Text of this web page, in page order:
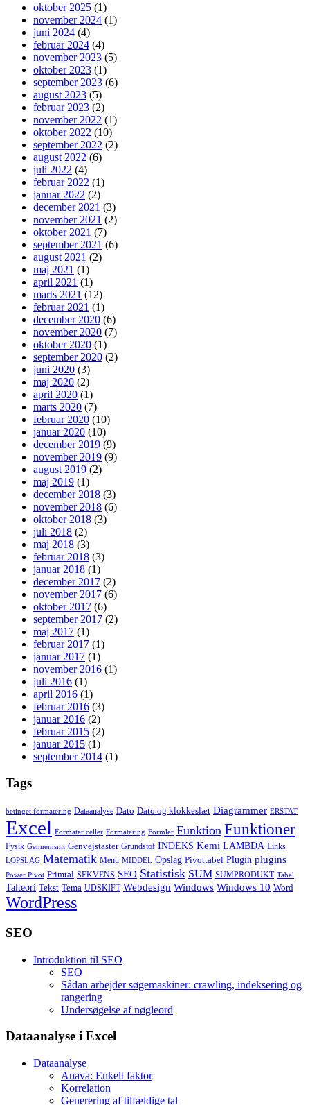
oktober 2025 (1)
november 2024 (1)
juni 2024 (4)
februar 2024 (4)
november 2023 (5)
oktober 2023 (1)
september 2023 (6)
august 2023 (5)
februar 2023 (2)
november 2022 (1)
oktober 2022 (10)
september 2022 (2)
august 2022 (6)
juli 2022 (4)
februar 2022 (1)
januar 2022 (2)
december 2021 (3)
november 2021 (2)
oktober 2021 (7)
september 2021 (6)
august 2021 (2)
maj 2021 (1)
april 2021 (1)
marts 2021 (12)
februar 2021 (1)
december 2020 (6)
november 2020 (7)
oktober 2020 (1)
september 2020 (2)
juni 2020 (3)
maj 2020 (2)
april 2020 (1)
marts 2020 (7)
februar 2020 (10)
januar 2020 (10)
december 2019 (9)
november 2019 (9)
august 2019 (2)
maj 2019 (1)
december 2018 (3)
november 2018 (6)
oktober 2018 (3)
juli 2018 (2)
maj 2018 (3)
februar 2018 (3)
januar 2018 (1)
december 2017 (2)
november 2017 (6)
oktober 2017 (6)
september 2017 (2)
maj 2017 (1)
februar 2017 (1)
januar 2017 (1)
november 2016 (1)
juli 2016 (1)
april 2016 (1)
februar 2016 (3)
januar 2016 (2)
februar 2015 (2)
januar 2015 (1)
september 2014 (1)
Tags
betinget formatering Dataanalyse Dato Dato og klokkeslæt Diagrammer ERSTAT
Excel Formater celler Formatering Formler Funktion Funktioner
Fysik Gennemsnit Genvejstaster Grundstof INDEKS Kemi LAMBDA Links
LOPSLAG Matematik Menu MIDDEL Opslag Pivottabel Plugin plugins
Power Pivot Primtal SEKVENS SEO Statistisk SUM SUMPRODUKT Tabel
Talteori Tekst Tema UDSKIFT Webdesign Windows Windows 10 Word
WordPress
SEO
Introduktion til SEO
SEO
Sådan arbejder søgemaskiner: crawling, indeksering og
rangering
Undersøgelse af nøgleord
Dataanalyse i Excel
Dataanalyse
Anava: Enkelt faktor
Korrelation
Generering af tilfældige tal